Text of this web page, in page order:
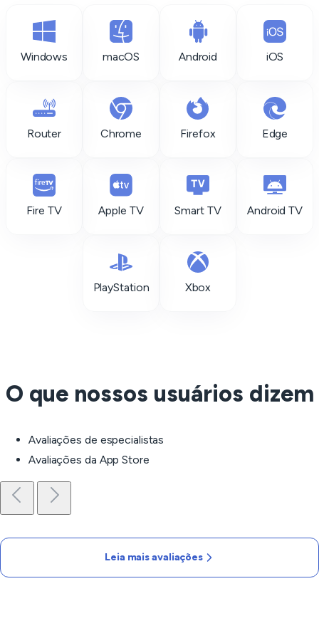
Windows macOS Android iOS
Router Chrome Firefox Edge
Fire TV Apple TV Smart TV Android TV
PlayStation Xbox
O que nossos usuários dizem
Avaliações de especialistas
Avaliações da App Store
Leia mais avaliações